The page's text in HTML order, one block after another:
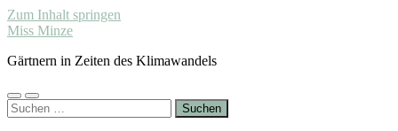
Zum Inhalt springen
Miss Minze
Gärtnern in Zeiten des Klimawandels
Mobile-
Menü
Suchfeld
ein-/ausblenden
Suchen
nach: